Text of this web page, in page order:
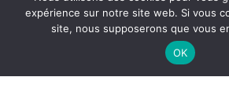
Les partenaires LUX
expérience sur notre site web. Si vous
site, nous supposerons que vous
OK